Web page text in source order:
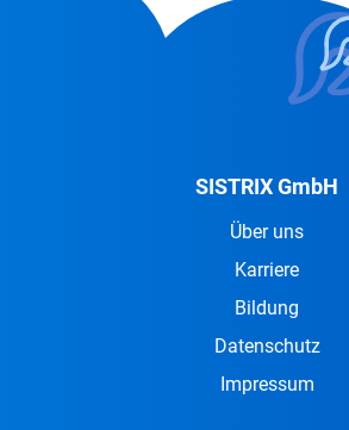
SISTRIX GmbH
Über uns
Karriere
Bildung
Datenschutz
Impressum